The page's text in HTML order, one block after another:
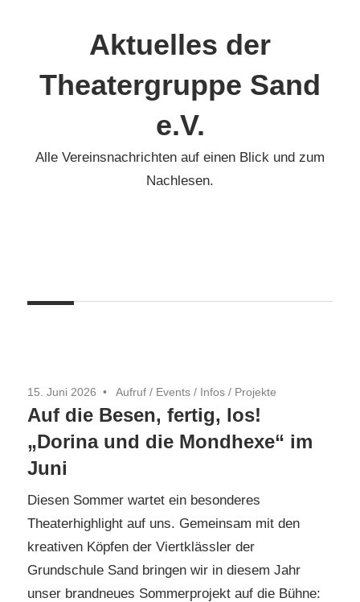
Aktuelles der
Theatergruppe Sand
e.V.
Alle Vereinsnachrichten auf einen Blick und zum
Nachlesen.
15. Juni 2026 Aufruf / Events / Infos / Projekte
Auf die Besen, fertig, los!
„Dorina und die Mondhexe“ im
Juni
Diesen Sommer wartet ein besonderes
Theaterhighlight auf uns. Gemeinsam mit den
kreativen Köpfen der Viertklässler der
Grundschule Sand bringen wir in diesem Jahr
unser brandneues Sommerprojekt auf die Bühne: